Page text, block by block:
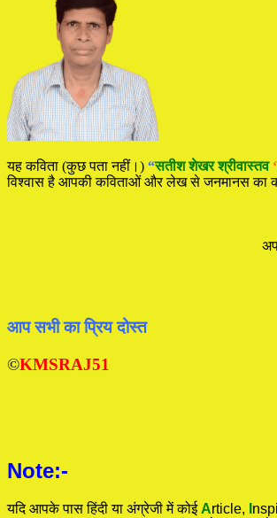
यह कविता (कुछ पता नहीं।) “सतीश शेखर श्रीवास्तव
विश्वास है आपकी कविताओं और लेख से जनमानस का
आप सभी का प्रिय दोस्त
©KMSRAJ51
Note:-
यदि आपके पास हिंदी या अंग्रेजी में कोईArticle,